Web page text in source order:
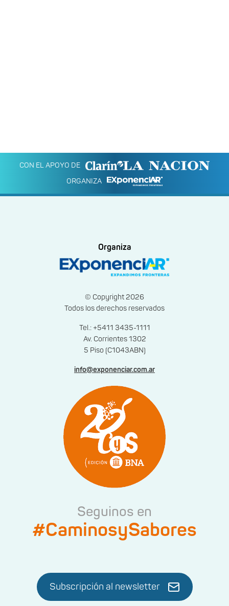
CON EL APOYO DE
ORGANIZA
Organiza
© Copyright 2026
Todos los derechos reservados
Tel.: +5411 3435-1111
Av. Corrientes 1302
5 Piso (C1043ABN)
info@exponenciar.com.ar
Seguinos en
#CaminosySabores
Subscripción al newsletter